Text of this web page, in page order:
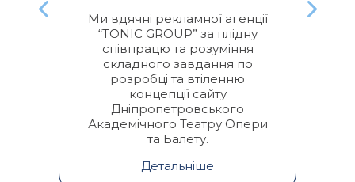
Ми вдячні рекламної агенції
“TONIC GROUP” за плідну
співпрацю та розуміння
складного завдання по
розробці та втіленню
концепції сайту
Дніпропетровського
Академічного Театру Опери
та Балету.
Детальніше